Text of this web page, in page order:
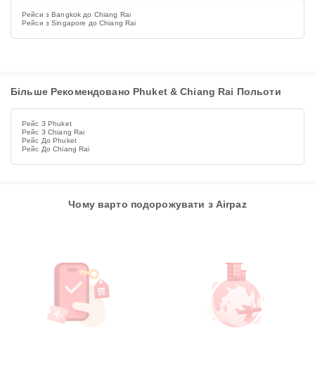
Рейси з Bangkok до Chiang Rai
Рейси з Singapore до Chiang Rai
Більше Рекомендовано Phuket & Chiang Rai Польоти
Рейс З Phuket
Рейс З Chiang Rai
Рейс До Phuket
Рейс До Chiang Rai
Чому варто подорожувати з Airpaz